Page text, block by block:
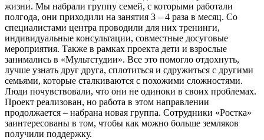
жизни. Мы набрали группу семей, с которыми работали
полгода, они приходили на занятия 3 – 4 раза в месяц. Со
специалистами центра проводили для них тренинги,
индивидуальные консультации, совместные досуговые
мероприятия. Также в рамках проекта дети и взрослые
занимались в «Мультстудии». Все это помогло отдохнуть,
лучше узнать друг друга, сплотиться и сдружиться с другими
семьями, которые сталкиваются с похожими сложностями.
Люди почувствовали, что они не одиноки в своих проблемах.
Проект реализован, но работа в этом направлении
продолжается – набрана новая группа. Сотрудники «Ростка»
заинтересованы в том, чтобы как можно больше земляков
получили поддержку.